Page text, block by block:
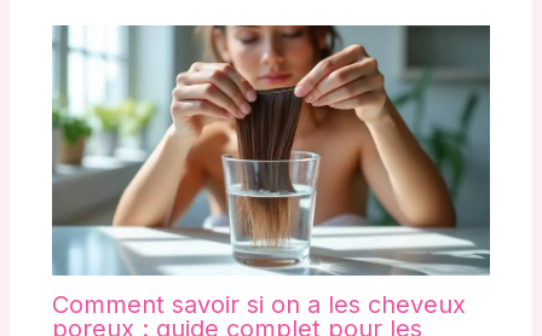
Comment savoir si on a les cheveux
poreux : guide complet pour les